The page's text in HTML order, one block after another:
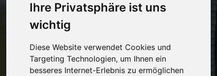
Ihre Privatsphäre ist uns
wichtig
Diese Website verwendet Cookies und
Targeting Technologien, um Ihnen ein
besseres Internet-Erlebnis zu ermöglichen
Retouren-
Management?